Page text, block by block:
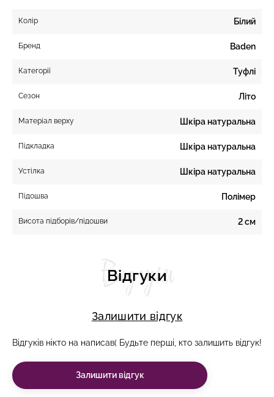
Колір Білий
Бренд Baden
Категорії Туфлі
Сезон Літо
Матеріал верху Шкіра натуральна
Підкладка Шкіра натуральна
Устілка Шкіра натуральна
Підошва Полімер
Висота підборів/підошви 2 см
Відгуки
Відгуки
Залишити відгук
Відгуків нікто на написав( Будьте перші, кто залишить відгук!
Залишити відгук